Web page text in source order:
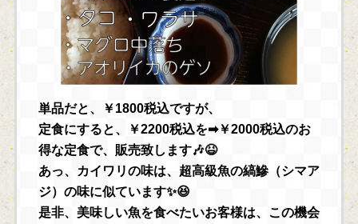
単品だと、￥1800税込ですが、
定食にすると、￥2200税込を➡￥2000税込のお
得な定食で、販売致します🎶😆
あっ、カイワリの味は、超高級魚の縞鰺（シマア
ジ）の味に似ています✨😆
是非、美味しい魚を食べたいお客様は、この機会